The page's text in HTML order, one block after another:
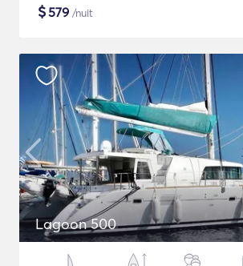
$579 /nuit
Lagoon 500